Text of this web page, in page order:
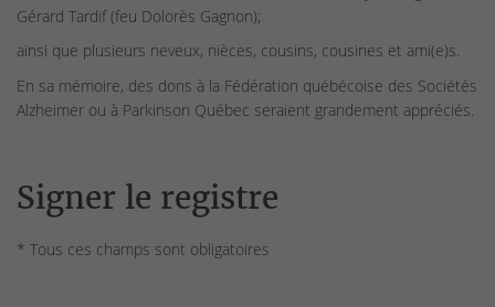
Gérard Tardif (feu Dolorès Gagnon);
ainsi que plusieurs neveux, nièces, cousins, cousines et ami(e)s.
En sa mémoire, des dons à la Fédération québécoise des Sociétés
Alzheimer ou à Parkinson Québec seraient grandement appréciés.
Signer le registre
* Tous ces champs sont obligatoires